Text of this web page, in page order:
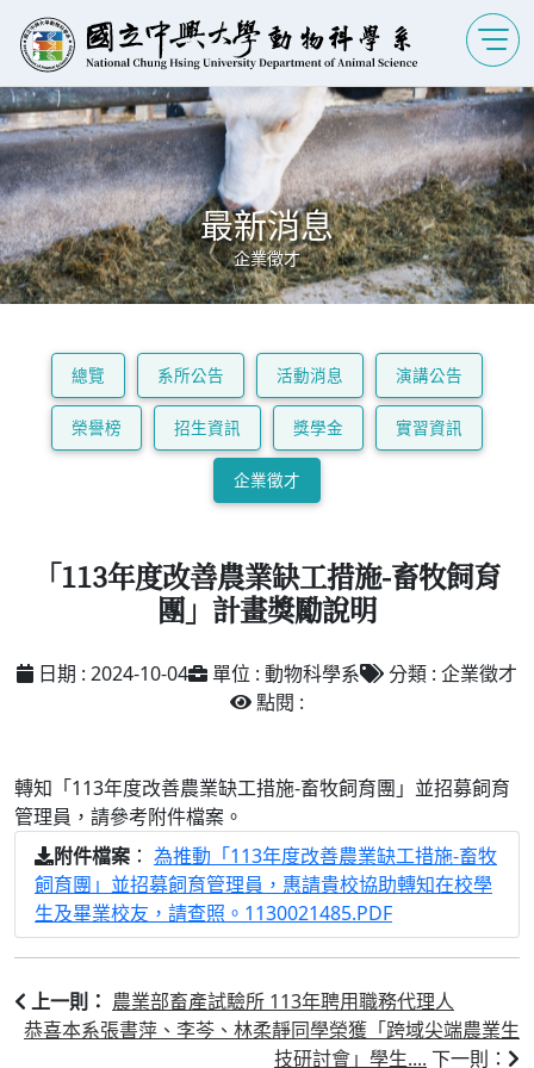
最新消息
企業徵才
總覽 系所公告 活動消息 演講公告
榮譽榜 招生資訊 獎學金 實習資訊
企業徵才
「113年度改善農業缺工措施-畜牧飼育
團」計畫獎勵說明
日期 : 2024-10-04 單位 : 動物科學系
分類 : 企業徵才
點閱 :
轉知「113年度改善農業缺工措施-畜牧飼育團」並招募飼育
管理員，請參考附件檔案。
附件檔案 ： 為推動「113年度改善農業缺工措施-畜牧
飼育團」並招募飼育管理員，惠請貴校協助轉知在校學
生及畢業校友，請查照。1130021485.PDF
上一則：
農業部畜產試驗所 113年聘用職務代理人
恭喜本系張書萍、李芩、林柔靜同學榮獲「跨域尖端農業生
技研討會」學生.... 下一則：